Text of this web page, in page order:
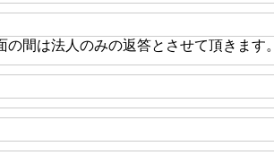
の間は法人のみの返答とさせて頂きます。